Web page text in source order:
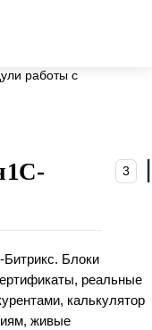
работы с
1С-
3
Блоки
реальные
калькулятор
живые